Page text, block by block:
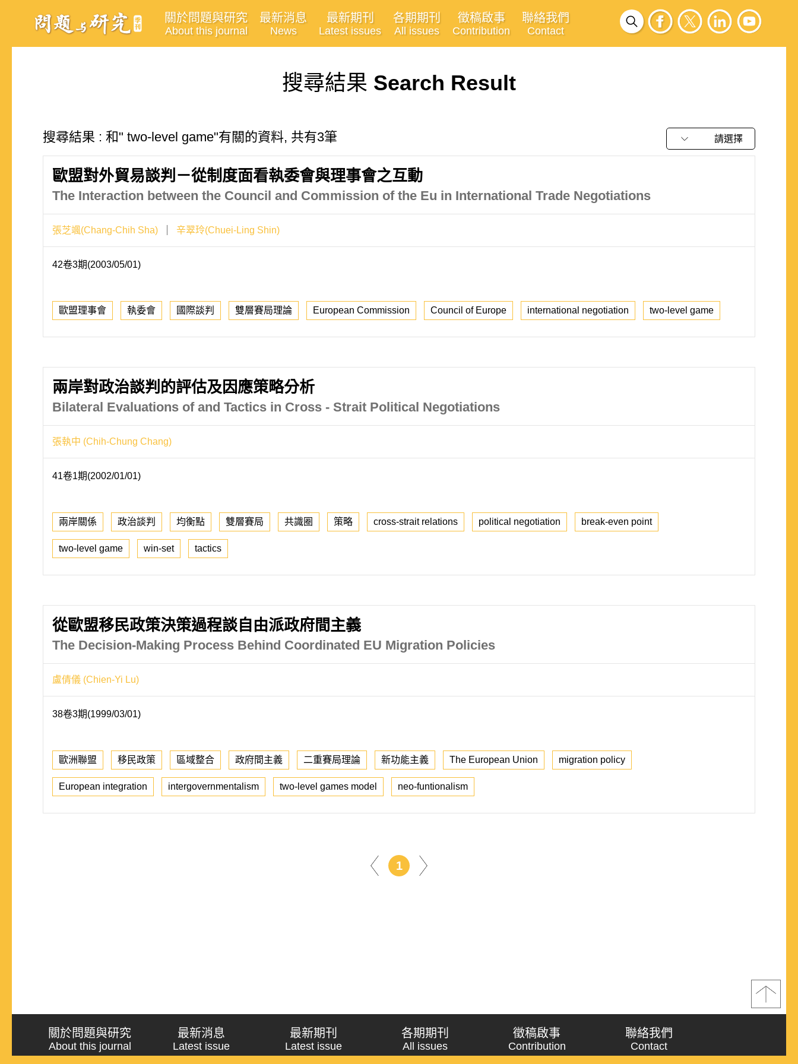
關於問題與研究
About this journal
最新消息
News
最新期刊
Latest issues
各期期刊
All issues
徵稿啟事
Contribution
聯絡我們
Contact
搜尋結果 Search Result
搜尋結果 : 和" two-level game"有關的資料, 共有3筆 請選擇
歐盟對外貿易談判－從制度面看執委會與理事會之互動
The Interaction between the Council and Commission of the Eu in International Trade Negotiations
張芝颯(Chang-Chih Sha) 辛翠玲(Chuei-Ling Shin)
42卷3期(2003/05/01)
歐盟理事會 執委會 國際談判 雙層賽局理論 European Commission Council of Europe international negotiation two-level game
兩岸對政治談判的評估及因應策略分析
Bilateral Evaluations of and Tactics in Cross - Strait Political Negotiations
張執中 (Chih-Chung Chang)
41卷1期(2002/01/01)
兩岸關係 政治談判 均衡點 雙層賽局 共識圈 策略 cross-strait relations political negotiation break-even point
two-level game win-set tactics
從歐盟移民政策決策過程談自由派政府間主義
The Decision-Making Process Behind Coordinated EU Migration Policies
盧倩儀 (Chien-Yi Lu)
38卷3期(1999/03/01)
歐洲聯盟 移民政策 區域整合 政府間主義 二重賽局理論 新功能主義 The European Union migration policy
European integration intergovernmentalism two-level games model neo-funtionalism
1
關於問題與研究
About this journal
最新消息
Latest issue
最新期刊
Latest issue
各期期刊
All issues
徵稿啟事
Contribution
聯絡我們
Contact